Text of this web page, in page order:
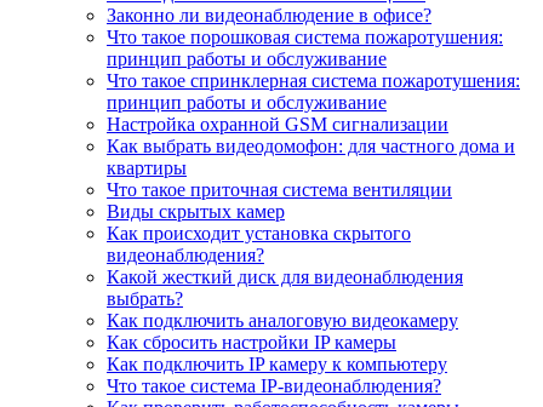
Законно ли видеонаблюдение в офисе?
Что такое порошковая система пожаротушения:
принцип работы и обслуживание
Что такое спринклерная система пожаротушения:
принцип работы и обслуживание
Настройка охранной GSM сигнализации
Как выбрать видеодомофон: для частного дома и
квартиры
Что такое приточная система вентиляции
Виды скрытых камер
Как происходит установка скрытого
видеонаблюдения?
Какой жесткий диск для видеонаблюдения
выбрать?
Как подключить аналоговую видеокамеру
Как сбросить настройки IP камеры
Как подключить IP камеру к компьютеру
Что такое система IP-видеонаблюдения?